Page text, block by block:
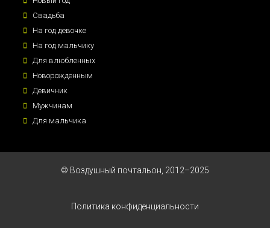
Свадьба
На год девочке
На год мальчику
Для влюбленных
Новорожденным
Девичник
Мужчинам
Для мальчика
© Воздушный почтальон, 2012–2025
Политика конфиденциальности